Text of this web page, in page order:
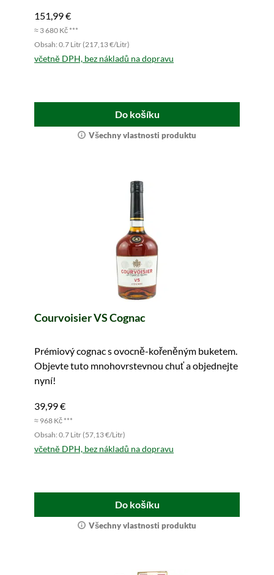
151,99 €
≈ 3 680 Kč ***
Obsah: 0.7 Litr (217,13 €/Litr)
včetně DPH, bez nákladů na dopravu
Do košíku
Všechny vlastnosti produktu
Courvoisier VS Cognac
Prémiový cognac s ovocně-kořeněným buketem.
Objevte tuto mnohovrstevnou chuť a objednejte
nyní!
39,99 €
≈ 968 Kč ***
Obsah: 0.7 Litr (57,13 €/Litr)
včetně DPH, bez nákladů na dopravu
Do košíku
Všechny vlastnosti produktu